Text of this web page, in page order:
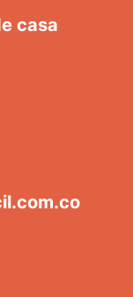
casa